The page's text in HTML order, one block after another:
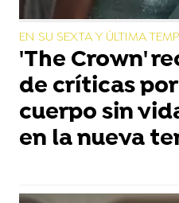
EN SU SEXTA Y ÚLTIMA
'The Crown'
de críticas
cuerpo sin
en la nueva